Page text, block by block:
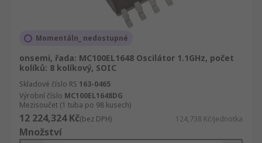
Momentáln_ nedostupné
onsemi, řada: MC100EL1648 Oscilátor 1.1GHz, počet
kolíků: 8 kolíkový, SOIC
Skladové číslo RS 163-0465
Výrobní číslo MC100EL1648DG
Mezisoučet (1 tuba po 98 kusech)
12 224,324 Kč(bez DPH) 124,738 Kč/jednotka
Množství